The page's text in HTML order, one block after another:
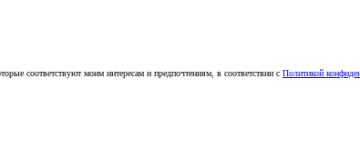
соответствуют моим интересам и предпочтениям, в соответствии с Политикой